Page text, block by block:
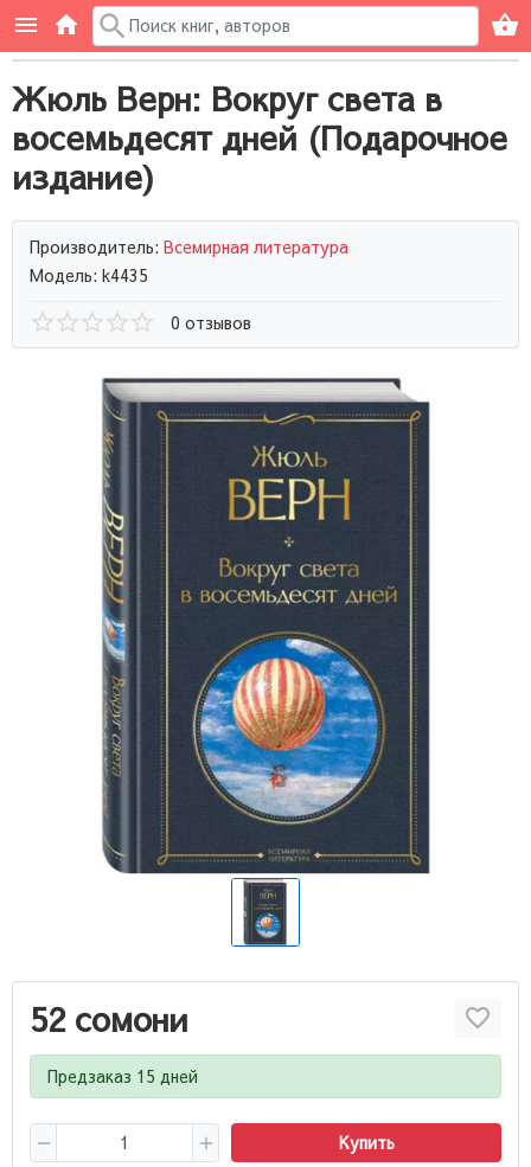
Жюль Верн: Вокруг света в
восемьдесят дней (Подарочное
издание)
Производитель: Всемирная литература
Модель: k4435
0 отзывов
52 сомони
Предзаказ 15 дней
Купить